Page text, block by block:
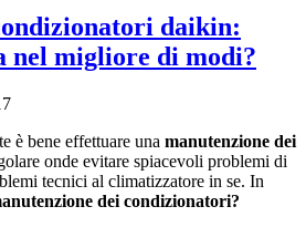
daikin:
nel migliore di modi?
è bene effettuare una manutenzione dei
onde evitare spiacevoli problemi di
tecnici al climatizzatore in se. In
dei condizionatori?